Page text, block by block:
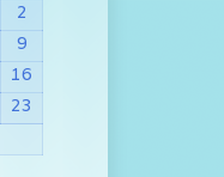
2
9
16
23